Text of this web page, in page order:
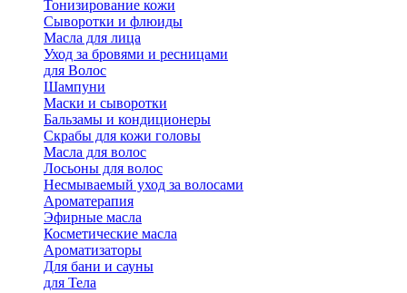
Тонизирование кожи
Сыворотки и флюиды
Масла для лица
Уход за бровями и ресницами
для Волос
Шампуни
Маски и сыворотки
Бальзамы и кондиционеры
Скрабы для кожи головы
Масла для волос
Лосьоны для волос
Несмываемый уход за волосами
Ароматерапия
Эфирные масла
Косметические масла
Ароматизаторы
Для бани и сауны
для Тела